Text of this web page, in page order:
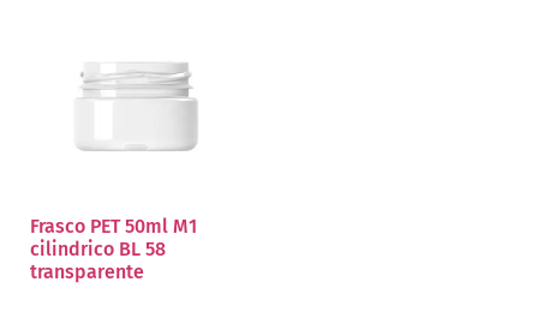
Frasco PET 50ml M1
cilindrico BL 58
transparente